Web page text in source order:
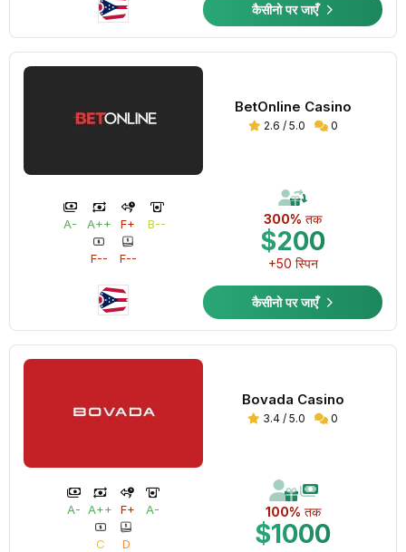
कैसीनो पर जाएँ
BetOnline Casino
2.6 / 5.0 0
300% तक
$200
+50 स्पिन
A- A++ F+ B--
F-- F--
कैसीनो पर जाएँ
Bovada Casino
3.4 / 5.0 0
100% तक
$1000
A- A++ F+ A-
C D